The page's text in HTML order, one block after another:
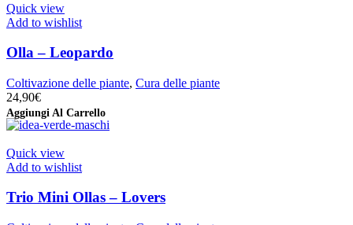
Quick view
Add to wishlist
Olla – Leopardo
Coltivazione delle piante, Cura delle piante
24,90€
Aggiungi Al Carrello
Quick view
Add to wishlist
Trio Mini Ollas – Lovers